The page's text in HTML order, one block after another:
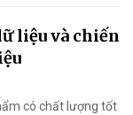
liệu và chiến
có chất lượng tốt